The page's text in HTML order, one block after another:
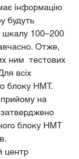
інформацію
будуть
шкалу 100–200
Отже,
ним  тестових
всіх
блоку НМТ.
прийому на
блоку НМТ
центр